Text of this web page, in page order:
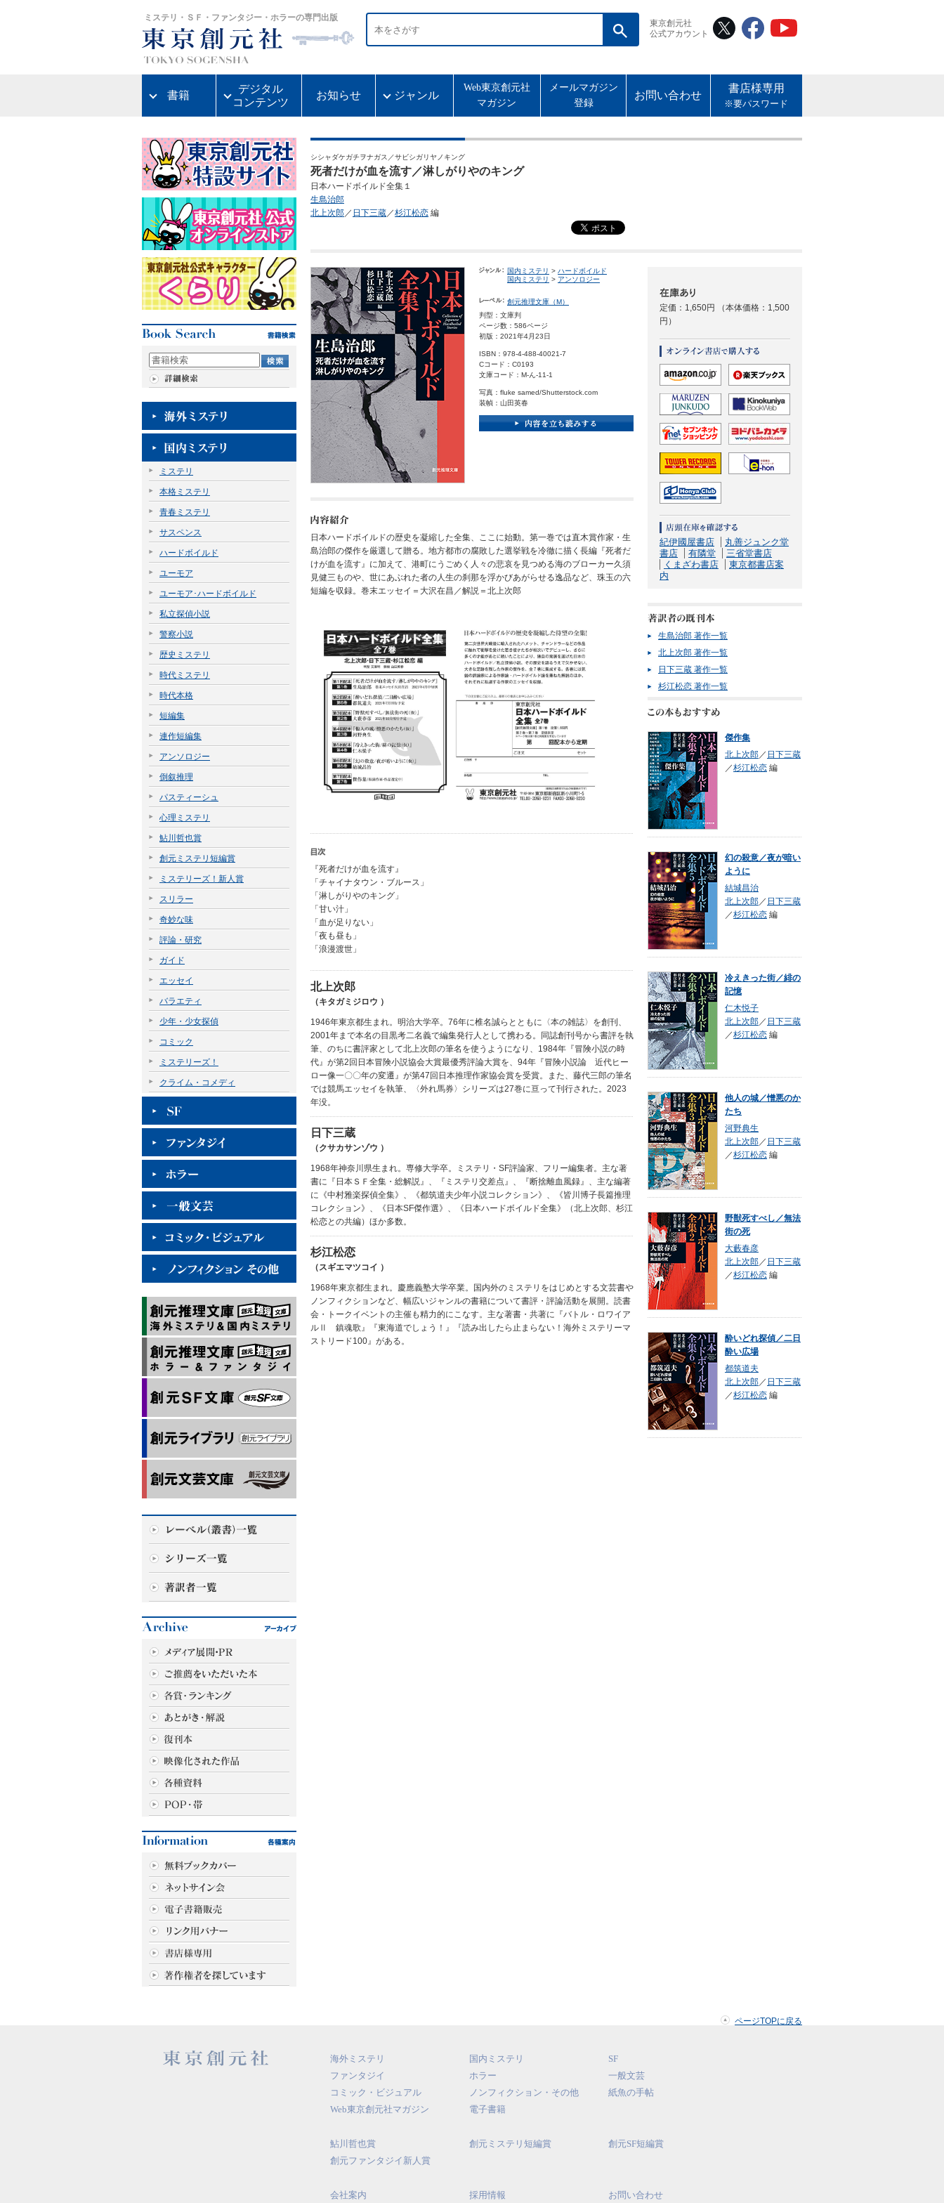
ミステリ・ＳＦ・ファンタジー・ホラーの専門出版
東京創元社
公式アカウント
書籍
デジタル
コンテンツ
お知らせ ジャンル
Web東京創元社
マガジン
メールマガジン
登録
お問い合わせ
書店様専用
※要パスワード
ミステリ
本格ミステリ
青春ミステリ
サスペンス
ハードボイルド
ユーモア
ユーモア･ハードボイルド
私立探偵小説
警察小説
歴史ミステリ
時代ミステリ
時代本格
短編集
連作短編集
アンソロジー
倒叙推理
パスティーシュ
心理ミステリ
鮎川哲也賞
創元ミステリ短編賞
ミステリーズ！新人賞
スリラー
奇妙な味
評論・研究
ガイド
エッセイ
バラエティ
少年・少女探偵
コミック
ミステリーズ！
クライム・コメディ
シシャダケガチヲナガス／サビシガリヤノキング
死者だけが血を流す／淋しがりやのキング
日本ハードボイルド全集１
生島治郎
北上次郎／ 日下三蔵／杉江松恋 編
定価：1,650円
（本体価格：1,500
円）
紀伊國屋書店
丸善ジュンク堂
書店
有隣堂
三省堂書店
くまざわ書店
東京都書店案
内
生島治郎 著作一覧
北上次郎 著作一覧
日下三蔵 著作一覧
杉江松恋 著作一覧
傑作集
北上次郎／ 日下三蔵
／杉江松恋 編
幻の殺意／夜が暗い
ように
結城昌治
北上次郎／ 日下三蔵
／杉江松恋 編
冷えきった街／緋の
記憶
仁木悦子
北上次郎／ 日下三蔵
／杉江松恋 編
他人の城／憎悪のか
たち
河野典生
北上次郎／ 日下三蔵
／杉江松恋 編
野獣死すべし／無法
街の死
大藪春彦
北上次郎／ 日下三蔵
／杉江松恋 編
酔いどれ探偵／二日
酔い広場
都筑道夫
北上次郎／ 日下三蔵
／杉江松恋 編
国内ミステリ > ハードボイルド
国内ミステリ > アンソロジー
創元推理文庫（M）
判型：文庫判
ページ数：586ページ
初版：2021年4月23日
ISBN：978-4-488-40021-7
Cコード：C0193
文庫コード：M-ん-11-1
写真：fluke samed/Shutterstock.com
装幀：山田英春
日本ハードボイルドの歴史を凝縮した全集、ここに始動。第一巻では直木賞作家・生
島治郎の傑作を厳選して贈る。地方都市の腐敗した選挙戦を冷徹に描く長編『死者だ
けが血を流す』に加えて、港町にうごめく人々の悲哀を見つめる海のブローカー久須
見健三ものや、世にあぶれた者の人生の刹那を浮かびあがらせる逸品など、珠玉の六
短編を収録。巻末エッセイ＝大沢在昌／解説＝北上次郎
『死者だけが血を流す』
「チャイナタウン・ブルース」
「淋しがりやのキング」
「甘い汁」
「血が足りない」
「夜も昼も」
「浪漫渡世」
北上次郎
（キタガミジロウ ）
1946年東京都生まれ。明治大学卒。76年に椎名誠らとともに〈本の雑誌〉を創刊、
2001年まで本名の目黒考二名義で編集発行人として携わる。同誌創刊号から書評を執
筆、のちに書評家として北上次郎の筆名を使うようになり、1984年『冒険小説の時
代』が第2回日本冒険小説協会大賞最優秀評論大賞を、94年『冒険小説論 近代ヒー
ロー像一〇〇年の変遷』が第47回日本推理作家協会賞を受賞。また、藤代三郎の筆名
では競馬エッセイを執筆、〈外れ馬券〉シリーズは27巻に亘って刊行された。2023
年没。
日下三蔵
（クサカサンゾウ ）
1968年神奈川県生まれ。専修大学卒。ミステリ・SF評論家、フリー編集者。主な著
書に『日本ＳＦ全集・総解説』、『ミステリ交差点』、『断捨離血風録』、主な編著
に《中村雅楽探偵全集》、《都筑道夫少年小説コレクション》、《皆川博子長篇推理
コレクション》、《日本SF傑作選》、《日本ハードボイルド全集》（北上次郎、杉江
松恋との共編）ほか多数。
杉江松恋
（スギエマツコイ ）
1968年東京都生まれ。慶應義塾大学卒業。国内外のミステリをはじめとする文芸書や
ノンフィクションなど、幅広いジャンルの書籍について書評・評論活動を展開。読書
会・トークイベントの主催も精力的にこなす。主な著書・共著に『バトル・ロワイア
ルⅡ 鎮魂歌』『東海道でしょう！』『読み出したら止まらない！海外ミステリーマ
ストリード100』がある。
ページTOPに戻る
海外ミステリ 国内ミステリ
SF
ファンタジイ
ホラー
一般文芸
コミック・ビジュアル
ノンフィクション・その他
紙魚の手帖
Web東京創元社マガジン
電子書籍
鮎川哲也賞 創元ミステリ短編賞
創元SF短編賞
創元ファンタジイ新人賞
会社案内 採用情報 お問い合わせ